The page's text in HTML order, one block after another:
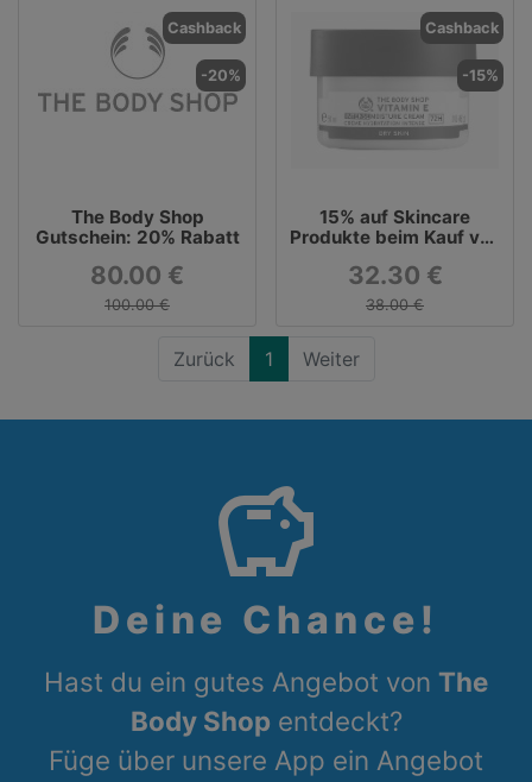
Cashback
-20%
The Body Shop
Gutschein: 20% Rabatt
80.00 €
100.00 €
Cashback
-15%
15% auf Skincare
Produkte beim Kauf von
32.30 €
38.00 €
Zurück 1 Weiter
savings
Deine Chance!
Hast du ein gutes Angebot von The
Body Shop entdeckt?
Füge über unsere App ein Angebot